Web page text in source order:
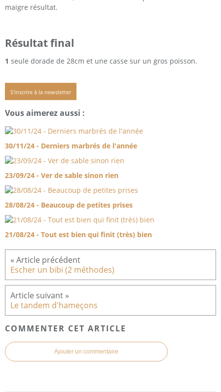
maigre résultat.
Résultat final
1 seule dorade de 28cm et une casse sur un gros poisson.
S'inscrire à la newsletter
Vous aimerez aussi :
30/11/24 - Derniers marbrés de l'année
23/09/24 - Ver de sable sinon rien
28/08/24 - Beaucoup de petites prises
21/08/24 - Tout est bien qui finit (très) bien
Escher un bibi (2 méthodes)
Le tandem d'hameçons
COMMENTER CET ARTICLE
Ajouter un commentaire